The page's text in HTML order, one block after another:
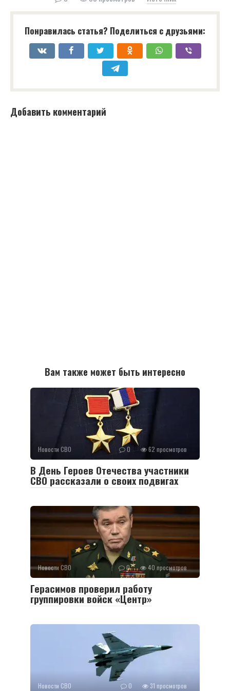
Понравилась статья? Поделиться с друзьями:
Добавить комментарий
Вам также может быть интересно
Новости СВО 0 62 просмотров
В День Героев Отечества участники
СВО рассказали о своих подвигах
Новости СВО 0 40 просмотров
Герасимов проверил работу
группировки войск «Центр»
Новости СВО 0 31 просмотров